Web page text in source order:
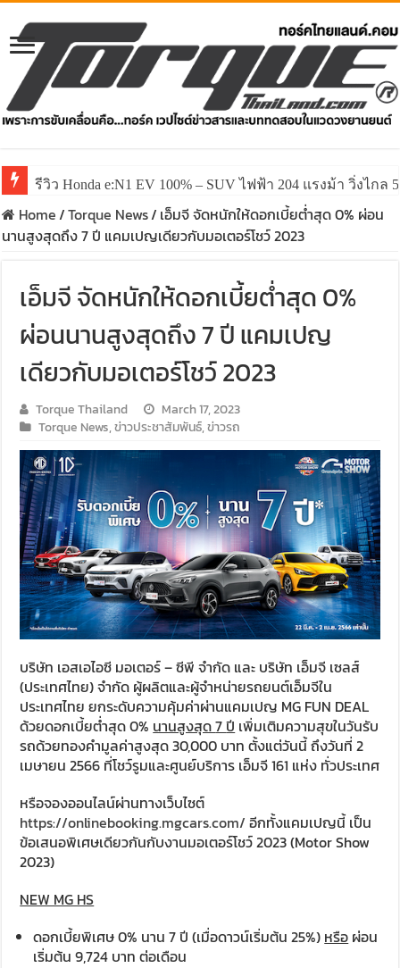
รีวิว Honda e:N1 EV 100% – SUV ไฟฟ้า 204 แรงม้า วิ่งไกล
รีวิว ลองขับ All New GWM HAVAL H6 ปรับโฉมหน้าใหม่
Home/Torque News/ เอ็มจี จัดหนักให้ดอกเบี้ยต่ำสุด 0% ผ่อน
นานสูงสุดถึง 7 ปี แคมเปญเดียวกับมอเตอร์โชว์ 2023
เอ็มจี จัดหนักให้ดอกเบี้ยต่ำสุด 0%
ผ่อนนานสูงสุดถึง 7 ปี แคมเปญ
เดียวกับมอเตอร์โชว์ 2023
Torque Thailand
March 17, 2023
Torque News,ข่าวประชาสัมพันธ์,ข่าวรถ
บริษัท เอสเอไอซี มอเตอร์ – ซีพี จำกัด และ บริษัท เอ็มจี เซลส์
(ประเทศไทย) จำกัด ผู้ผลิตและผู้จำหน่ายรถยนต์เอ็มจีใน
ประเทศไทย ยกระดับความคุ้มค่าผ่านแคมเปญ MG FUN DEAL
ด้วยดอกเบี้ยต่ำสุด 0% นานสูงสุด7ปี เพิ่มเติมความสุขในวันรับ
รถด้วยทองคำมูลค่าสูงสุด 30,000 บาท ตั้งแต่วันนี้ ถึงวันที่ 2
เมษายน 2566 ที่โชว์รูมและศูนย์บริการ เอ็มจี 161 แห่ง ทั่วประเทศ
หรือจองออนไลน์ผ่านทางเว็บไซต์
https://onlinebooking.mgcars.com/ อีกทั้งแคมเปญนี้ เป็น
ข้อเสนอพิเศษเดียวกันกับงานมอเตอร์โชว์ 2023 (Motor Show
2023)
NEW MG HS
ดอกเบี้ยพิเศษ 0% นาน 7 ปี (เมื่อดาวน์เริ่มต้น 25%) หรือ ผ่อน
เริ่มต้น 9,724 บาท ต่อเดือน